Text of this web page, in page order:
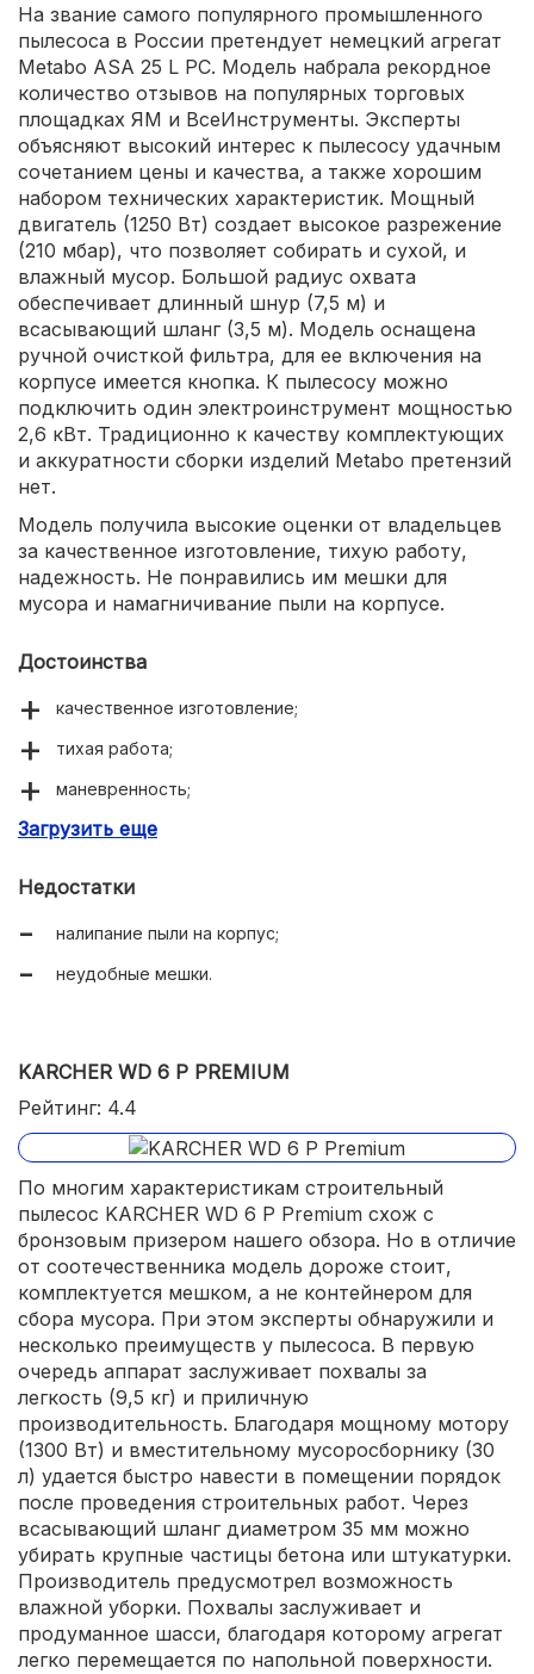
На звание самого популярного промышленного
пылесоса в России претендует немецкий агрегат
Metabo ASA 25 L PC. Модель набрала рекордное
количество отзывов на популярных торговых
площадках ЯМ и ВсеИнструменты. Эксперты
объясняют высокий интерес к пылесосу удачным
сочетанием цены и качества, а также хорошим
набором технических характеристик. Мощный
двигатель (1250 Вт) создает высокое разрежение
(210 мбар), что позволяет собирать и сухой, и
влажный мусор. Большой радиус охвата
обеспечивает длинный шнур (7,5 м) и
всасывающий шланг (3,5 м). Модель оснащена
ручной очисткой фильтра, для ее включения на
корпусе имеется кнопка. К пылесосу можно
подключить один электроинструмент мощностью
2,6 кВт. Традиционно к качеству комплектующих
и аккуратности сборки изделий Metabo претензий
нет.
Модель получила высокие оценки от владельцев
за качественное изготовление, тихую работу,
надежность. Не понравились им мешки для
мусора и намагничивание пыли на корпусе.
Достоинства
качественное изготовление;
тихая работа;
маневренность;
надежность.
Загрузить еще
Недостатки
налипание пыли на корпус;
неудобные мешки.
KARCHER WD 6 P PREMIUM
Рейтинг: 4.4
По многим характеристикам строительный
пылесос KARCHER WD 6 P Premium схож с
бронзовым призером нашего обзора. Но в отличие
от соотечественника модель дороже стоит,
комплектуется мешком, а не контейнером для
сбора мусора. При этом эксперты обнаружили и
несколько преимуществ у пылесоса. В первую
очередь аппарат заслуживает похвалы за
легкость (9,5 кг) и приличную
производительность. Благодаря мощному мотору
(1300 Вт) и вместительному мусоросборнику (30
л) удается быстро навести в помещении порядок
после проведения строительных работ. Через
всасывающий шланг диаметром 35 мм можно
убирать крупные частицы бетона или штукатурки.
Производитель предусмотрел возможность
влажной уборки. Похвалы заслуживает и
продуманное шасси, благодаря которому агрегат
легко перемещается по напольной поверхности.